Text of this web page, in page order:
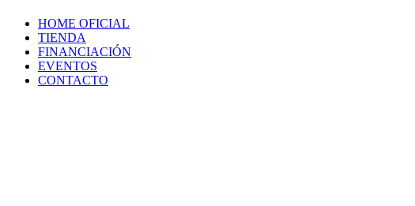
HOME OFICIAL
TIENDA
FINANCIACIÓN
EVENTOS
CONTACTO